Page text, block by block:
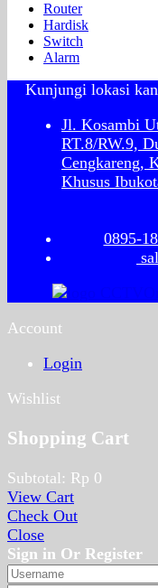
Router
Hardisk
Switch
Alarm
Kunjungi lokasi
Jl. Kosambi
RT.8/RW.9,
Cengkareng,
Khusus
0895-
Account
Login
Wishlist
Shopping Cart
Subtotal: Rp 0
View Cart
Check Out
Close
Sign in Or Register